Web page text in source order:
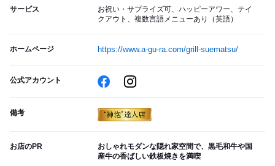
サービス
お祝い・サプライズ可、ハッピーアワー、テイ
クアウト、複数言語メニューあり（英語）
ホームページ https://www.a-gu-ra.com/grill-suematsu/
公式アカウント
備考
お店のPR
おしゃれモダンな隠れ家空間で、黒毛和牛や国
産牛の香ばしい鉄板焼きを満喫